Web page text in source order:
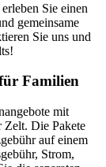
Sie einen
gemeinsame
Sie uns und
Familien
mit
Zelt. Die Pakete
auf einem
Strom,